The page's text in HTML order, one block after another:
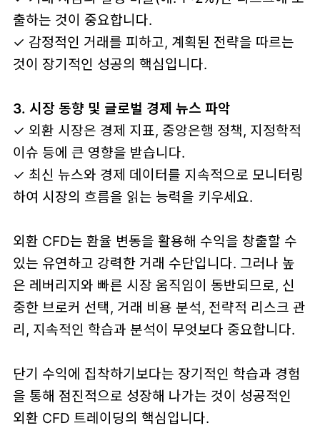
출하는 것이 중요합니다.
✓ 감정적인 거래를 피하고, 계획된 전략을 따르는
것이 장기적인 성공의 핵심입니다.
3. 시장 동향 및 글로벌 경제 뉴스 파악
✓ 외환 시장은 경제 지표, 중앙은행 정책, 지정학적
이슈 등에 큰 영향을 받습니다.
✓ 최신 뉴스와 경제 데이터를 지속적으로 모니터링
하여 시장의 흐름을 읽는 능력을 키우세요.
외환 CFD는 환율 변동을 활용해 수익을 창출할 수
있는 유연하고 강력한 거래 수단입니다. 그러나 높
은 레버리지와 빠른 시장 움직임이 동반되므로, 신
중한 브로커 선택, 거래 비용 분석, 전략적 리스크 관
리, 지속적인 학습과 분석이 무엇보다 중요합니다.
단기 수익에 집착하기보다는 장기적인 학습과 경험
을 통해 점진적으로 성장해 나가는 것이 성공적인
외환 CFD 트레이딩의 핵심입니다.